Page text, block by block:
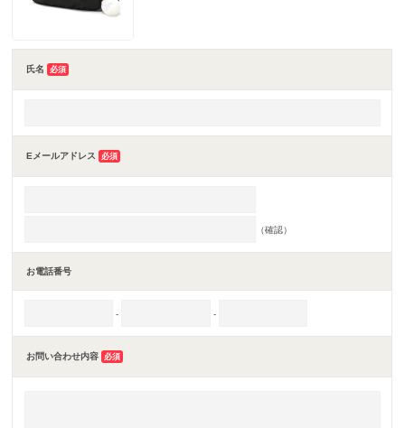
氏名 必須
Eメールアドレス 必須
（確認）
お電話番号
- -
お問い合わせ内容 必須